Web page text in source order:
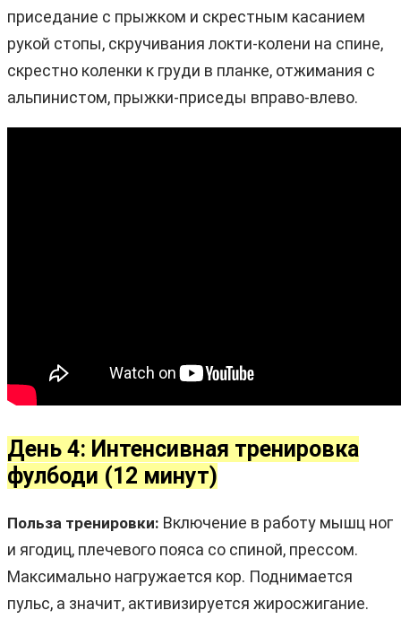
приседание с прыжком и скрестным касанием
рукой стопы, скручивания локти-колени на спине,
скрестно коленки к груди в планке, отжимания с
альпинистом, прыжки-приседы вправо-влево.
День 4: Интенсивная тренировка
фулбоди (12 минут)
Польза тренировки: Включение в работу мышц ног
и ягодиц, плечевого пояса со спиной, прессом.
Максимально нагружается кор. Поднимается
пульс, а значит, активизируется жиросжигание.